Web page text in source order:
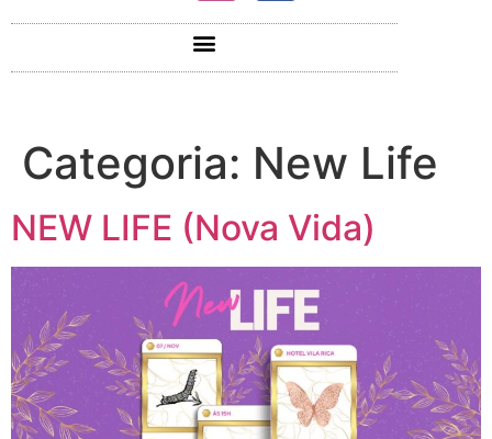
Categoria: New Life
NEW LIFE (Nova Vida)